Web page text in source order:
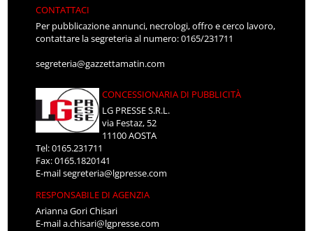
CONTATTACI
Per pubblicazione annunci, necrologi, offro e cerco lavoro,
contattare la segreteria al numero: 0165/231711
segreteria@gazzettamatin.com
CONCESSIONARIA DI PUBBLICITÀ
LG PRESSE S.R.L.
via Festaz, 52
11100 AOSTA
Tel: 0165.231711
Fax: 0165.1820141
E-mailsegreteria@lgpresse.com
RESPONSABILE DI AGENZIA
Arianna Gori Chisari
E-maila.chisari@lgpresse.com